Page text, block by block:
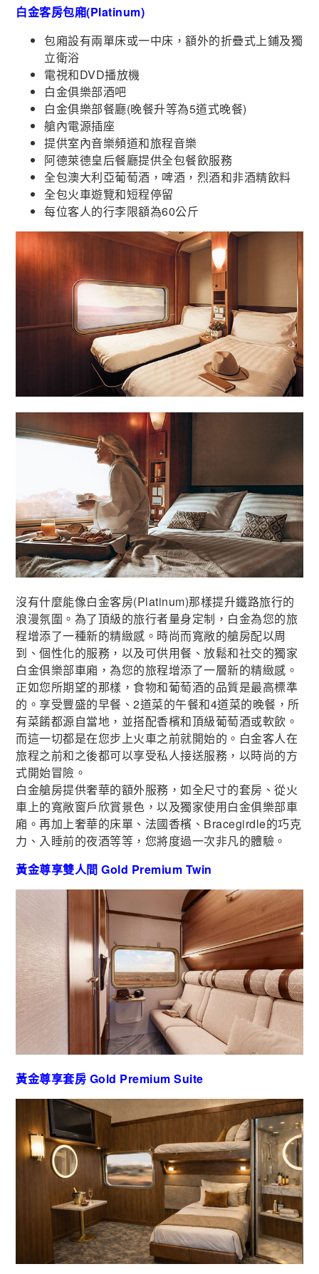
白金客房包廂(Platinum)
包廂設有兩單床或一中床，額外的折疊式上鋪及獨
立衛浴
電視和DVD播放機
白金俱樂部酒吧
白金俱樂部餐廳(晚餐升等為5道式晚餐)
艙內電源插座
提供室內音樂頻道和旅程音樂
阿德萊德皇后餐廳提供全包餐飲服務
全包澳大利亞葡萄酒，啤酒，烈酒和非酒精飲料
全包火車遊覽和短程停留
每位客人的行李限額為60公斤
沒有什麼能像白金客房(Platinum)那樣提升鐵路旅行的
浪漫氛圍。為了頂級的旅行者量身定制，白金為您的旅
程增添了一種新的精緻感。時尚而寬敞的艙房配以周
到、個性化的服務，以及可供用餐、放鬆和社交的獨家
白金俱樂部車廂，為您的旅程增添了一層新的精緻感。
正如您所期望的那樣，食物和葡萄酒的品質是最高標準
的。享受豐盛的早餐、2道菜的午餐和4道菜的晚餐，所
有菜餚都源自當地，並搭配香檳和頂級葡萄酒或軟飲。
而這一切都是在您步上火車之前就開始的。白金客人在
旅程之前和之後都可以享受私人接送服務，以時尚的方
式開始冒險。
白金艙房提供奢華的額外服務，如全尺寸的套房、從火
車上的寬敞窗戶欣賞景色，以及獨家使用白金俱樂部車
廂。再加上奢華的床單、法國香檳、Bracegirdle的巧克
力、入睡前的夜酒等等，您將度過一次非凡的體驗。
黃金尊享雙人間 Gold Premium Twin
黃金尊享套房 Gold Premium Suite